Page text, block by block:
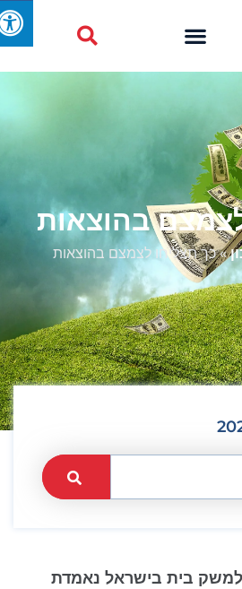
בהוצאות
כך תצליחו לצמצם בהוצאות
בית בישראל נאמדת